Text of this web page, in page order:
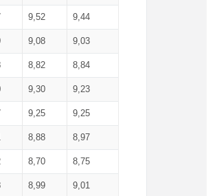
9,52 9,44
9,08 9,03
8,82 8,84
9,30 9,23
9,25 9,25
8,88 8,97
8,70 8,75
8,99 9,01